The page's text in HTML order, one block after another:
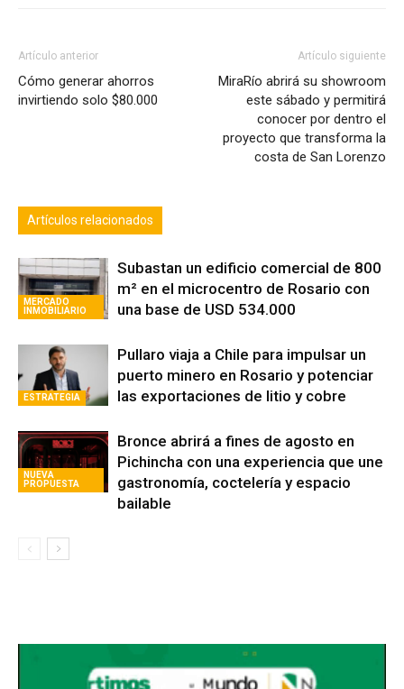
Artículo anterior
Cómo generar ahorros
invirtiendo solo $80.000
Artículo siguiente
MiraRío abrirá su showroom
este sábado y permitirá
conocer por dentro el
proyecto que transforma la
costa de San Lorenzo
Artículos relacionados
MERCADO
INMOBILIARIO
Subastan un edificio comercial de 800
m² en el microcentro de Rosario con
una base de USD 534.000
ESTRATEGIA
Pullaro viaja a Chile para impulsar un
puerto minero en Rosario y potenciar
las exportaciones de litio y cobre
NUEVA
PROPUESTA
Bronce abrirá a fines de agosto en
Pichincha con una experiencia que une
gastronomía, coctelería y espacio
bailable